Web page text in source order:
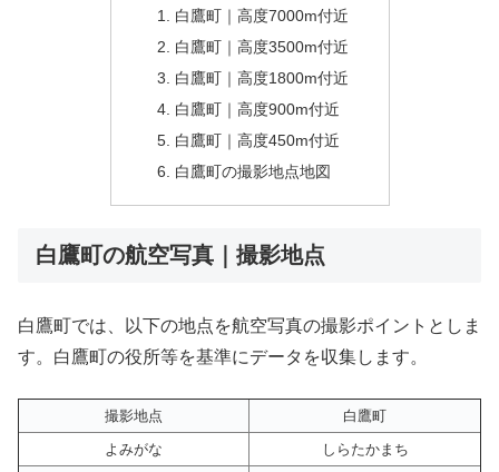
白鷹町｜高度7000m付近
白鷹町｜高度3500m付近
白鷹町｜高度1800m付近
白鷹町｜高度900m付近
白鷹町｜高度450m付近
白鷹町の撮影地点地図
白鷹町の航空写真｜撮影地点
白鷹町では、以下の地点を航空写真の撮影ポイントとしま
す。白鷹町の役所等を基準にデータを収集します。
撮影地点
白鷹町
よみがな
しらたかまち